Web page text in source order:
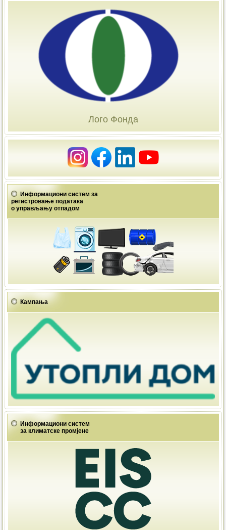
Лого Фонда
Информациони систем за
регистровање података
о управљању отпадом
Кампања
Информациони систем
за климатске промјене